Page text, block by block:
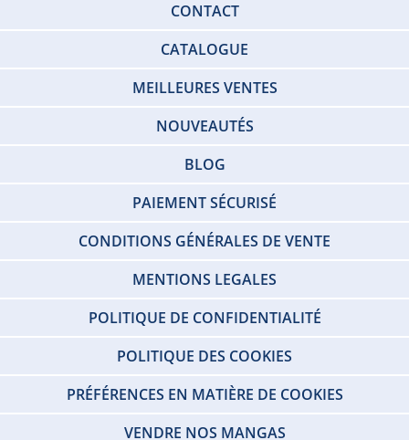
CONTACT
CATALOGUE
MEILLEURES VENTES
NOUVEAUTÉS
BLOG
PAIEMENT SÉCURISÉ
CONDITIONS GÉNÉRALES DE VENTE
MENTIONS LEGALES
POLITIQUE DE CONFIDENTIALITÉ
POLITIQUE DES COOKIES
PRÉFÉRENCES EN MATIÈRE DE COOKIES
VENDRE NOS MANGAS